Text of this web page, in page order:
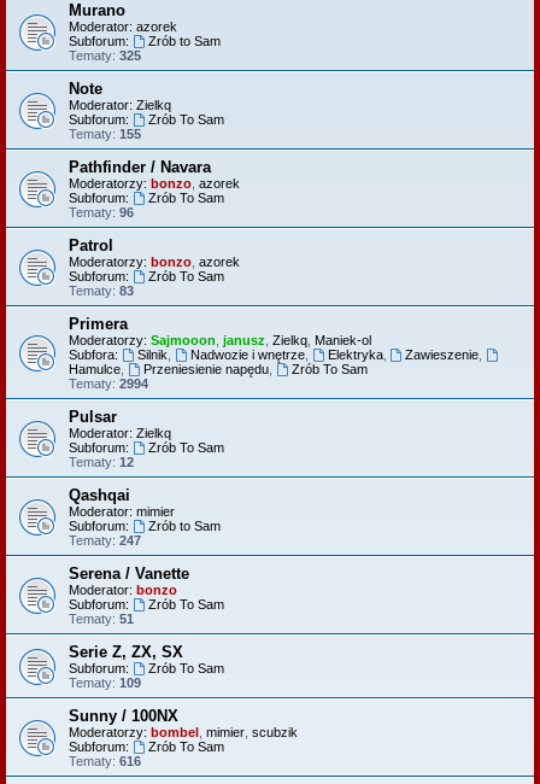
Murano
Moderator: azorek
Subforum:
Zrób to Sam
Tematy: 325
Note
Moderator: Zielkq
Subforum:
Zrób To Sam
Tematy: 155
Pathfinder / Navara
Moderatorzy: bonzo azorek
Subforum:
Zrób To Sam
Tematy: 96
Patrol
Moderatorzy: bonzo azorek
Subforum:
Zrób To Sam
Tematy: 83
Primera
Moderatorzy: Sajmooon janusz Zielkq Maniek-ol
Subfora:
Silnik Nadwozie i wnętrze, Elektryka, Zawieszenie
Hamulce
Przeniesienie napędu,
Zrób To Sam
Tematy: 2994
Pulsar
Moderator: Zielkq
Subforum:
Zrób To Sam
Tematy: 12
Qashqai
Moderator: mimier
Subforum:
Zrób to Sam
Tematy: 247
Serena / Vanette
Moderator: bonzo
Subforum:
Zrób To Sam
Tematy: 51
Serie Z, ZX, SX
Subforum:
Zrób To Sam
Tematy: 109
Sunny / 100NX
Moderatorzy: bombel mimier scubzik
Subforum:
Zrób To Sam
Tematy: 616